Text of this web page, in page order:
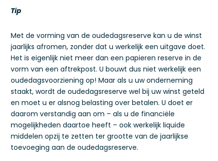
Tip
Met de vorming van de oudedagsreserve kan u de winst
jaarlijks afromen, zonder dat u werkelijk een uitgave doet.
Het is eigenlijk niet meer dan een papieren reserve in de
vorm van een aftrekpost. U bouwt dus niet werkelijk een
oudedagsvoorziening op! Maar als u uw onderneming
staakt, wordt de oudedagsreserve wel bij uw winst geteld
en moet u er alsnog belasting over betalen. U doet er
daarom verstandig aan om – als u de financiële
mogelijkheden daartoe heeft – ook werkelijk liquide
middelen opzij te zetten ter grootte van de jaarlijkse
toevoeging aan de oudedagsreserve.